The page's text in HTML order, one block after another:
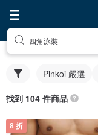
四角泳裝
Pinkoi 嚴選
找到 104 件商品
8 折